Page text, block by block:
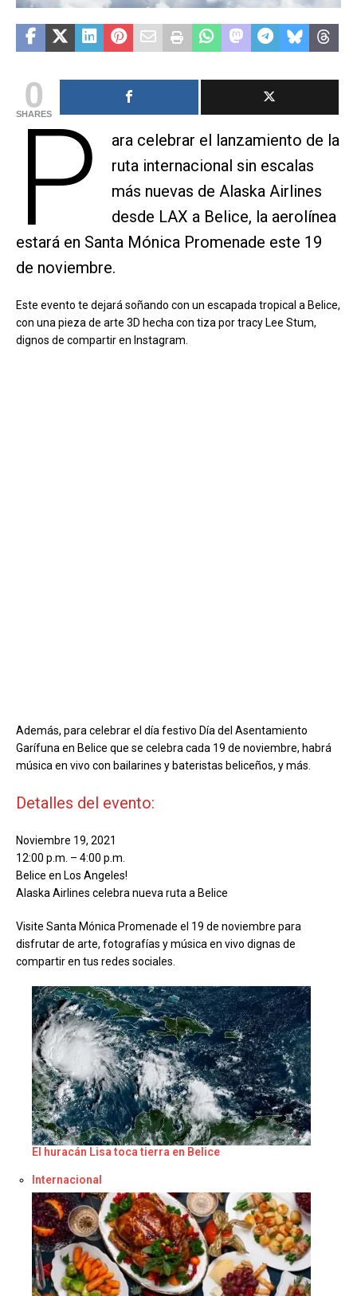
0
SHARES
P
ara celebrar el lanzamiento de la
ruta internacional sin escalas
más nuevas de Alaska Airlines
desde LAX a Belice, la aerolínea
estará en Santa Mónica Promenade este 19
de noviembre.
Este evento te dejará soñando con un escapada tropical a Belice,
con una pieza de arte 3D hecha con tiza por tracy Lee Stum,
dignos de compartir en Instagram.
Además, para celebrar el día festivo Día del Asentamiento
Garífuna en Belice que se celebra cada 19 de noviembre, habrá
música en vivo con bailarines y bateristas beliceños, y más.
Detalles del evento:
Noviembre 19, 2021
12:00 p.m. – 4:00 p.m.
Belice en Los Angeles!
Alaska Airlines celebra nueva ruta a Belice
Visite Santa Mónica Promenade el 19 de noviembre para
disfrutar de arte, fotografías y música en vivo dignas de
compartir en tus redes sociales.
El huracán Lisa toca tierra en Belice
Respecto a
Internacional